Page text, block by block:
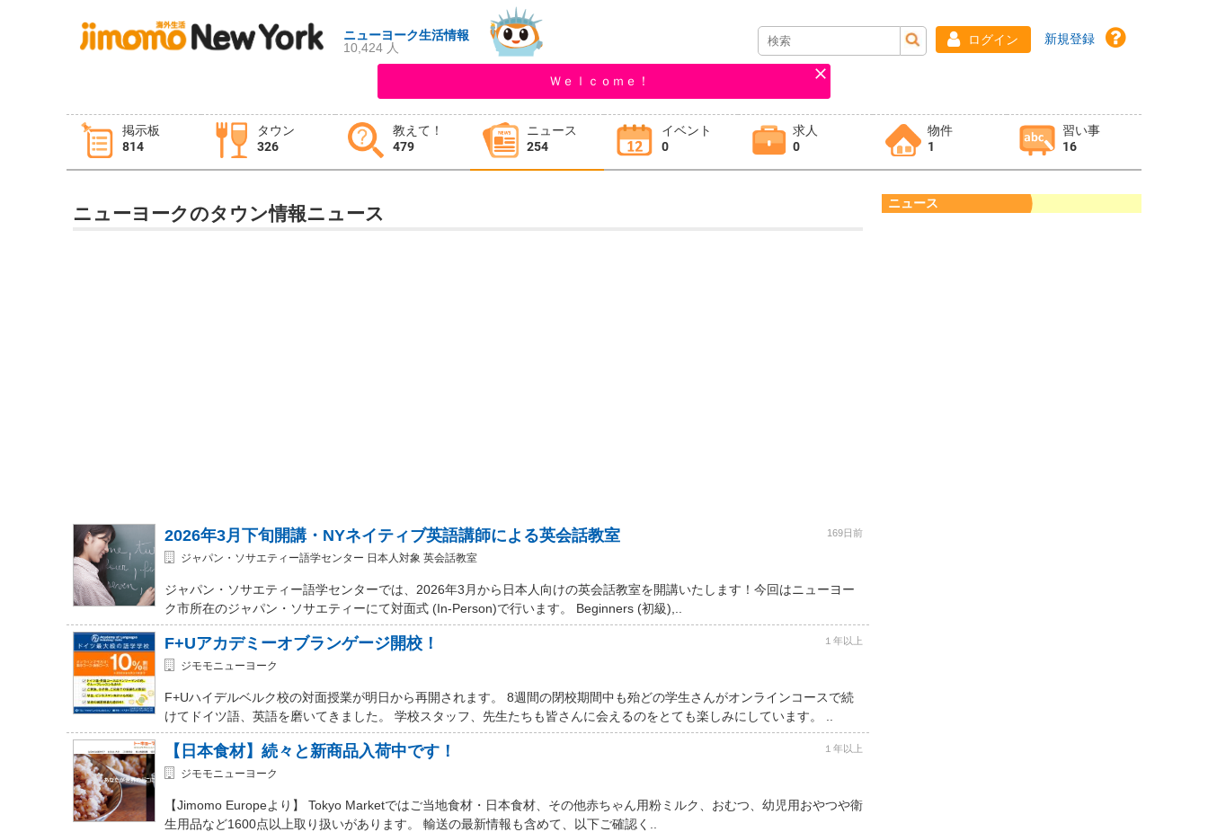
ニューヨーク生活情報
10,424 人
ログイン 新規登録
Ｗｅｌｃｏｍｅ！
掲示板
814
タウン
326
教えて！
479
ニュース
254
イベント
0
求人
0
物件
1
習い事
16
タウン情報
イベント 求人
ニューヨークのタウン情報ニュース
2026年3月下旬開講・NYネイティブ英語講師による英会話教室 169日前
ジャパン・ソサエティー語学センター 日本人対象 英会話教室
ジャパン・ソサエティー語学センターでは、2026年3月から日本人向けの英会話教室を開講いたします！今回はニューヨー
ク市所在のジャパン・ソサエティーにて対面式 (In-Person)で行います。 Beginners (初級),..
F+Uアカデミーオブランゲージ開校！ １年以上
ジモモニューヨーク
F+Uハイデルベルク校の対面授業が明日から再開されます。 8週間の閉校期間中も殆どの学生さんがオンラインコースで続
けてドイツ語、英語を磨いてきました。 学校スタッフ、先生たちも皆さんに会えるのをとても楽しみにしています。 ..
【日本食材】続々と新商品入荷中です！ １年以上
ジモモニューヨーク
【Jimomo Europeより】 Tokyo Marketではご当地食材・日本食材、その他赤ちゃん用粉ミルク、おむつ、幼児用おやつや衛
生用品など1600点以上取り扱いがあります。 輸送の最新情報も含めて、以下ご確認く..
ニュース